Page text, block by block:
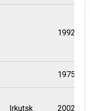
1992
1975
Irkutsk 2002